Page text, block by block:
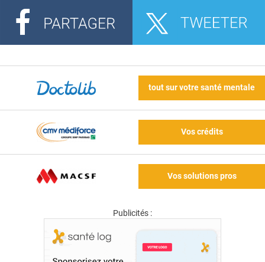
tout sur votre santé mentale
Vos crédits
Vos solutions pros
Publicités :